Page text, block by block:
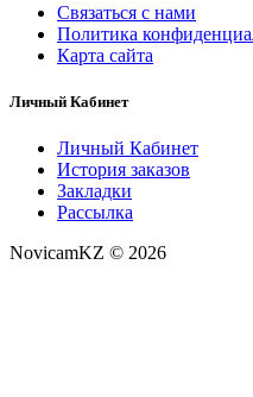
Связаться с нами
Политика
Карта сайта
Личный Кабинет
Личный Кабинет
История заказов
Закладки
Рассылка
NovicamKZ © 2026